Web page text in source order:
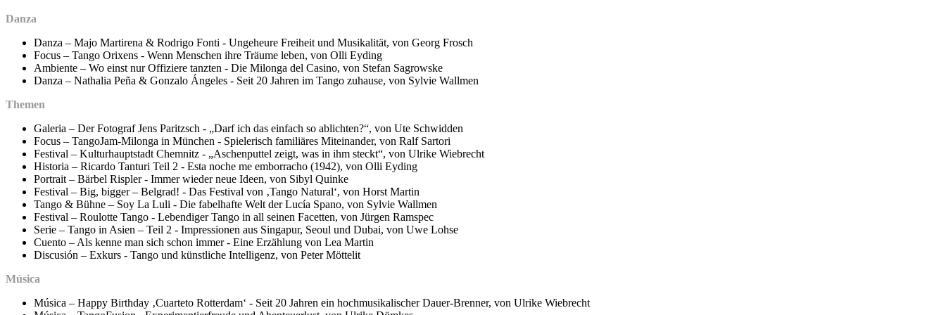
Danza
Danza – Majo Martirena & Rodrigo Fonti - Ungeheure Freiheit und Musikalität, von Georg Frosch
Focus – Tango Orixens - Wenn Menschen ihre Träume leben, von Olli Eyding
Ambiente – Wo einst nur Offiziere tanzten - Die Milonga del Casino, von Stefan Sagrowske
Danza – Nathalia Peña & Gonzalo Ángeles - Seit 20 Jahren im Tango zuhause, von Sylvie Wallmen
Themen
Galeria – Der Fotograf Jens Paritzsch - „Darf ich das einfach so ablichten?“, von Ute Schwidden
Focus – TangoJam-Milonga in München - Spielerisch familiäres Miteinander, von Ralf Sartori
Festival – Kulturhauptstadt Chemnitz - „Aschenputtel zeigt, was in ihm steckt“, von Ulrike Wiebrecht
Historia – Ricardo Tanturi Teil 2 - Esta noche me emborracho (1942), von Olli Eyding
Portrait – Bärbel Rispler - Immer wieder neue Ideen, von Sibyl Quinke
Festival – Big, bigger – Belgrad! - Das Festival von ‚Tango Natural‘, von Horst Martin
Tango & Bühne – Soy La Luli - Die fabelhafte Welt der Lucía Spano, von Sylvie Wallmen
Festival – Roulotte Tango - Lebendiger Tango in all seinen Facetten, von Jürgen Ramspec
Serie – Tango in Asien – Teil 2 - Impressionen aus Singapur, Seoul und Dubai, von Uwe Lohse
Cuento – Als kenne man sich schon immer - Eine Erzählung von Lea Martin
Discusión – Exkurs - Tango und künstliche Intelligenz, von Peter Möttelit
Música
Música – Happy Birthday ‚Cuarteto Rotterdam‘ - Seit 20 Jahren ein hochmusikalischer Dauer-Brenner, von Ulrike Wiebrecht